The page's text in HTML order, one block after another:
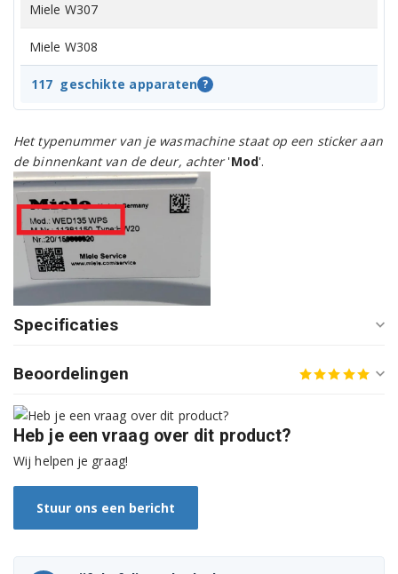
Miele W307
Miele W308
Miele W309
Miele W311
Miele W312
Miele W313
Miele W315
Miele W317
Miele W322
Miele W323
Miele W327
Miele W332
Miele W333
117 geschikte apparaten ?
Het typenummer van je wasmachine staat op een sticker aan
de binnenkant van de deur, achter'Mod'.
Specificaties
Beoordelingen
Heb je een vraag over dit product?
Wij helpen je graag!
Stuur ons een bericht